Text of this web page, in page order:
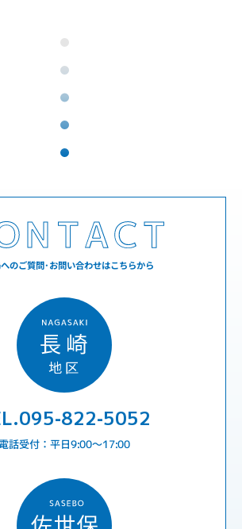
のご質問･お問い合わせはこちらから
822-5052
電話受付：平日9:00〜17:00